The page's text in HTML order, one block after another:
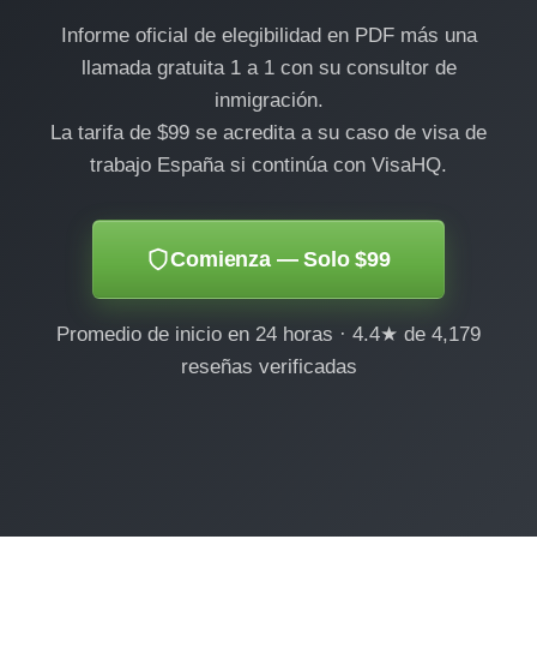
Informe oficial de elegibilidad en PDF más una
llamada gratuita 1 a 1 con su consultor de
inmigración.
La tarifa de $99 se acredita a su caso de visa de
trabajo España si continúa con VisaHQ.
Comienza — Solo $99
Promedio de inicio en 24 horas · 4.4★ de 4,179
reseñas verificadas